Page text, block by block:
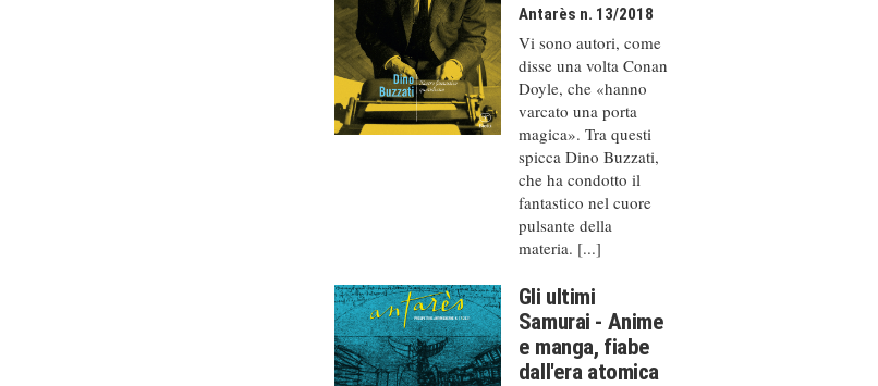
Antarès n. 13/2018
Vi sono autori, come
disse una volta Conan
Doyle, che «hanno
varcato una porta
magica». Tra questi
spicca Dino Buzzati,
che ha condotto il
fantastico nel cuore
pulsante della
materia. [...]
Gli ultimi
Samurai - Anime
e manga, fiabe
dall'era atomica